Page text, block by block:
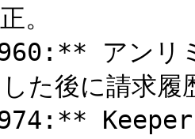
。
アンリミ
た後に請求
Keeper